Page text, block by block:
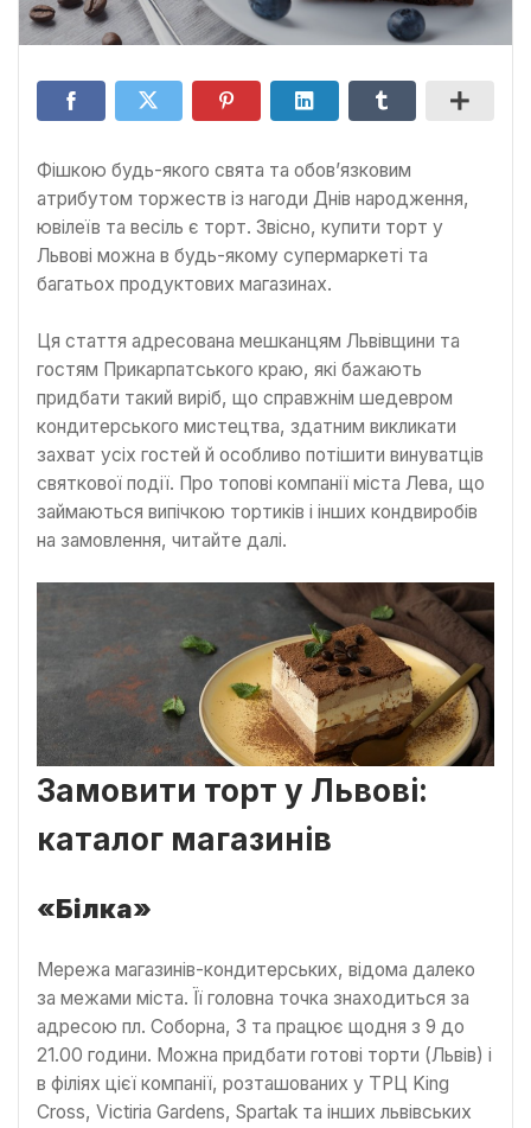
Фішкою будь-якого свята та обов’язковим
атрибутом торжеств із нагоди Днів народження,
ювілеїв та весіль є торт. Звісно, купити торт у
Львові можна в будь-якому супермаркеті та
багатьох продуктових магазинах.
Ця стаття адресована мешканцям Львівщини та
гостям Прикарпатського краю, які бажають
придбати такий виріб, що справжнім шедевром
кондитерського мистецтва, здатним викликати
захват усіх гостей й особливо потішити винуватців
святкової події. Про топові компанії міста Лева, що
займаються випічкою тортиків і інших кондвиробів
на замовлення, читайте далі.
Замовити торт у Львові:
каталог магазинів
«Білка»
Мережа магазинів-кондитерських, відома далеко
за межами міста. Її головна точка знаходиться за
адресою пл. Соборна, 3 та працює щодня з 9 до
21.00 години. Можна придбати готові торти (Львів) і
в філіях цієї компанії, розташованих у ТРЦ King
Cross, Victiria Gardens, Spartak та інших львівських